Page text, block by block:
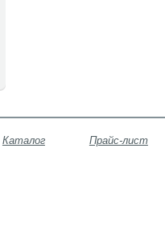
Каталог Прайс-лист